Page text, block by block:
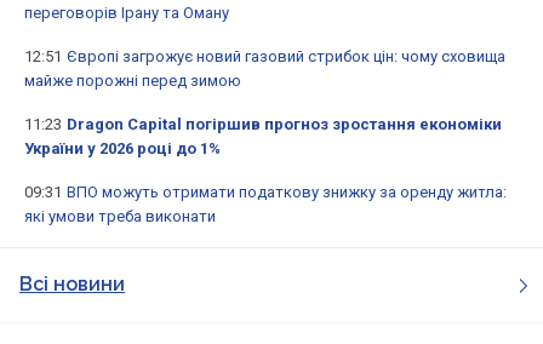
переговорів Ірану та Оману
12:51 Європі загрожує новий газовий стрибок цін: чому сховища
майже порожні перед зимою
11:23 Dragon Capital погіршив прогноз зростання економіки
України у 2026 році до 1%
09:31 ВПО можуть отримати податкову знижку за оренду житла:
які умови треба виконати
Всі новини